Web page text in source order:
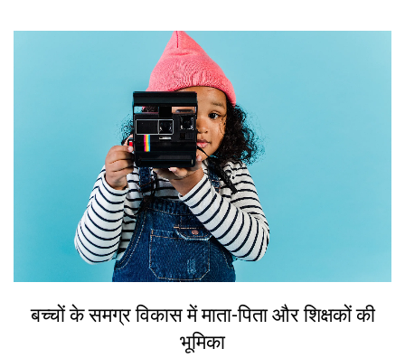
Posted
on
November 14, 2022
Hindi
बच्चों के समग्र विकास में माता-पिता और शिक्षकों की
भूमिका